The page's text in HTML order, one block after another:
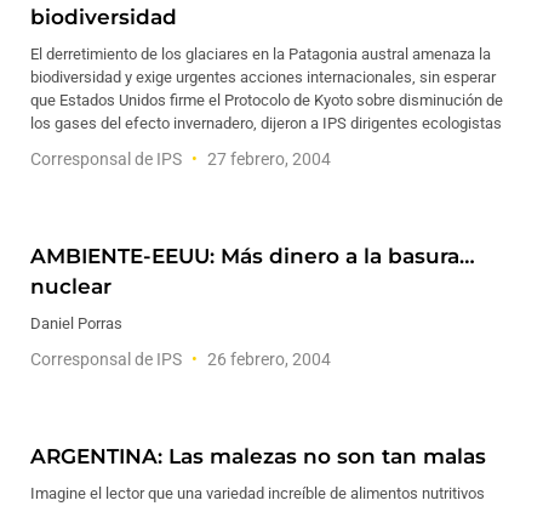
biodiversidad
El derretimiento de los glaciares en la Patagonia austral amenaza la
biodiversidad y exige urgentes acciones internacionales, sin esperar
que Estados Unidos firme el Protocolo de Kyoto sobre disminución de
los gases del efecto invernadero, dijeron a IPS dirigentes ecologistas
Corresponsal de IPS 27 febrero, 2004
AMBIENTE-EEUU: Más dinero a la basura…
nuclear
Daniel Porras
Corresponsal de IPS 26 febrero, 2004
ARGENTINA: Las malezas no son tan malas
Imagine el lector que una variedad increíble de alimentos nutritivos